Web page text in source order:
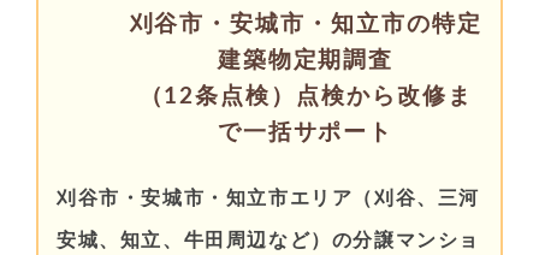
刈谷市・安城市・知立市の特定
建築物定期調査
（12条点検）点検から改修ま
で一括サポート
刈谷市・安城市・知立市エリア（刈谷、三河
安城、知立、牛田周辺など）の分譲マンショ